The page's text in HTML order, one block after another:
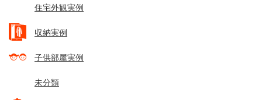
住宅外観実例
収納実例
子供部屋実例
未分類